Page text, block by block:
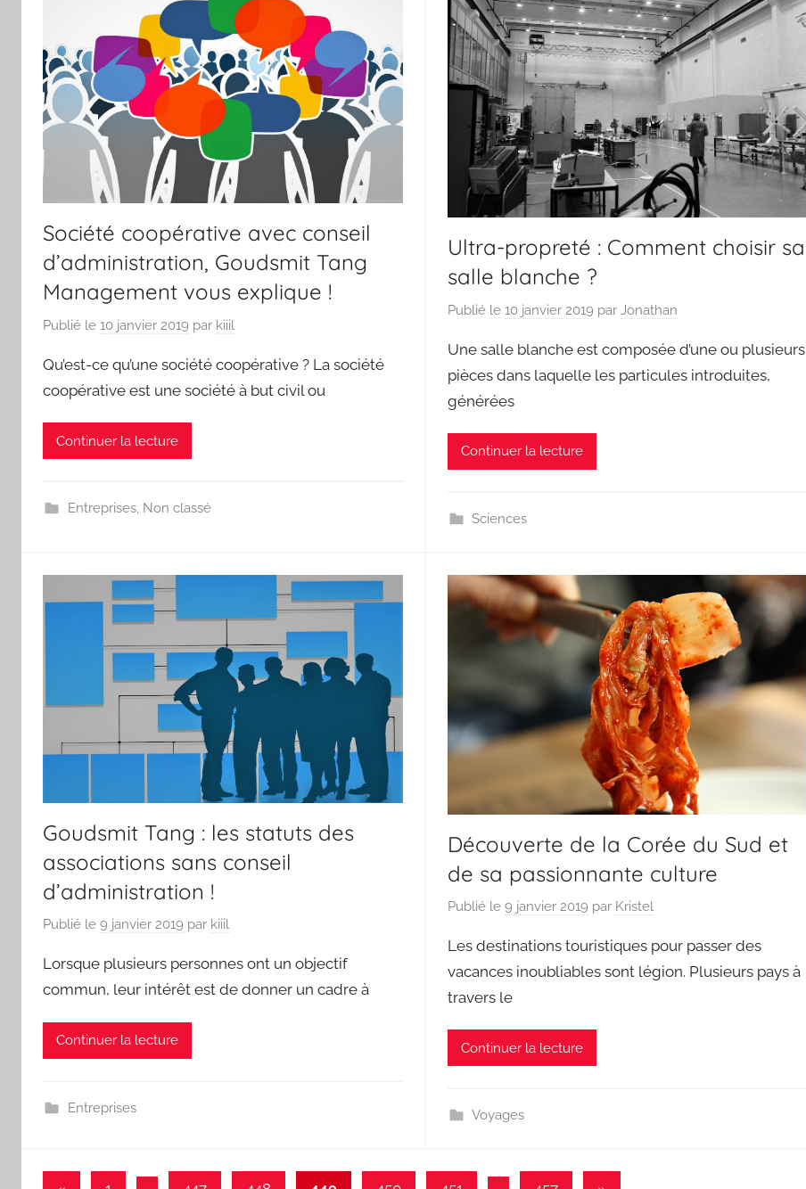
Société coopérative avec conseil
d’administration, Goudsmit Tang
Management vous explique !
Publié le 10 janvier 2019 par kiiil
Qu’est-ce qu’une société coopérative ? La société
coopérative est une société à but civil ou
Continuer la lecture
Entreprises, Non classé
Ultra-propreté : Comment choisir sa
salle blanche ?
Publié le 10 janvier 2019 par Jonathan
Une salle blanche est composée d’une ou plusieurs
pièces dans laquelle les particules introduites,
générées
Continuer la lecture
Sciences
Goudsmit Tang : les statuts des
associations sans conseil
d’administration !
Publié le 9 janvier 2019 par kiiil
Lorsque plusieurs personnes ont un objectif
commun, leur intérêt est de donner un cadre à
Continuer la lecture
Entreprises
Découverte de la Corée du Sud et
de sa passionnante culture
Publié le 9 janvier 2019 par Kristel
Les destinations touristiques pour passer des
vacances inoubliables sont légion. Plusieurs pays à
travers le
Continuer la lecture
Voyages